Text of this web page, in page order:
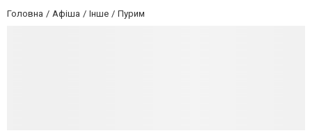
Головна Афіша Інше Пурим